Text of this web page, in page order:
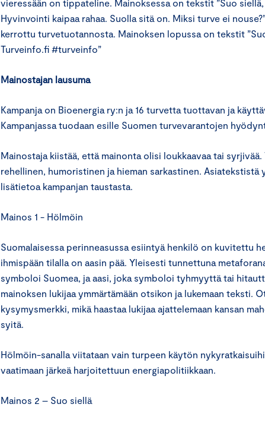
vieressään on tippateline. Mainoksessa on tekstit ”Suo
Hyvinvointi kaipaa rahaa. Suolla sitä on. Miksi turve ei
kerrottu turvetuotannosta. Mainoksen lopussa on tekstit
Turveinfo.fi #turveinfo”
Mainostajan lausuma
Kampanja on Bioenergia ry:n ja 16 turvetta tuottavan ja
Kampanjassa tuodaan esille Suomen turvevarantojen
Mainostaja kiistää, että mainonta olisi loukkaavaa tai
rehellinen, humoristinen ja hieman sarkastinen. Asiatekstistä
lisätietoa kampanjan taustasta.
Mainos 1 - Hölmöin
Suomalaisessa perinneasussa esiintyä henkilö on kuvitettu
ihmispään tilalla on aasin pää. Yleisesti tunnettuna
symboloi Suomea, ja aasi, joka symboloi tyhmyyttä tai
mainoksen lukijaa ymmärtämään otsikon ja lukemaan teksti.
kysymysmerkki, mikä haastaa lukijaa ajattelemaan kansan
syitä.
Hölmöin-sanalla viitataan vain turpeen käytön
vaatimaan järkeä harjoitettuun energiapolitiikkaan.
Mainos 2 – Suo siellä